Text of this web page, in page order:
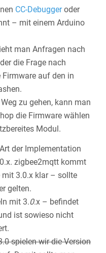
CC-Debuggeroder
– mit einem Arduino
man Anfragen nach
die Frage nach
Firmware auf den in
zu gehen, kann man
die Firmware wählen
Modul.
der Implementation
zigbee2mqtt kommt
mit 3.0.x klar – sollte
gelten.
mit 3.0.x – befindet
ist sowieso nicht
spielen wir die Version